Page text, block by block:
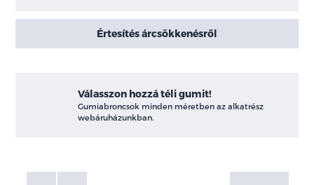
Értesítés árcsökkenésről
Válasszon hozzá téli gumit!
Gumiabroncsok minden méretben az alkatrész
webáruházunkban.
Galéria